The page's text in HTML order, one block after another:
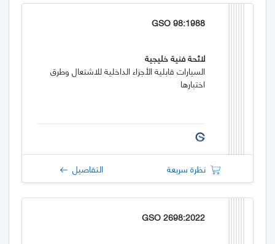
GSO 98:1988
لائحة فنية خليجية
السيارات قابلية الأجزاء الداخلية للاشتعال وطرق
اختبارها
نظرة سريعة التفاصيل
GSO 2698:2022